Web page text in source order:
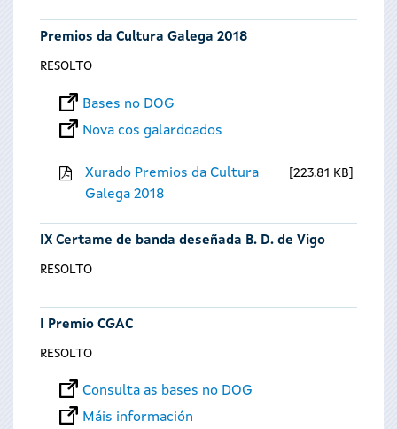
Premios da Cultura Galega 2018
RESOLTO
Bases no DOG
Nova cos galardoados
Xurado Premios da Cultura
Galega 2018
223.81 KB
IX Certame de banda deseñada B. D. de Vigo
RESOLTO
I Premio CGAC
RESOLTO
Consulta as bases no DOG
Máis información